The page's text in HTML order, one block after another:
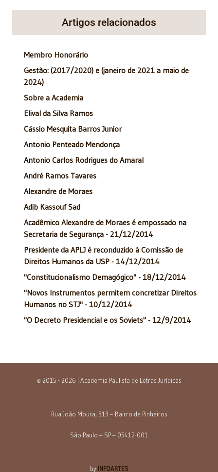
Artigos relacionados
Membro Honorário
Gestão: (2017/2020) e (janeiro de 2021 a maio de
2024)
Sobre a Academia
Elival da Silva Ramos
Cássio Mesquita Barros Junior
Antonio Penteado Mendonça
Antonio Carlos Rodrigues do Amaral
André Ramos Tavares
Alexandre de Moraes
Adib Kassouf Sad
Acadêmico Alexandre de Moraes é empossado na
Secretaria de Segurança - 21/12/2014
Presidente da APLJ é reconduzido à Comissão de
Direitos Humanos da USP - 14/12/2014
"Constitucionalismo Demagógico" - 18/12/2014
"Novos Instrumentos permitem concretizar Direitos
Humanos no STJ" - 10/12/2014
"O Decreto Presidencial e os Soviets" - 12/9/2014
© 2015 - 2026 | Academia Paulista de Letras Jurídicas
Rua João Moura, 313 – Bairro de Pinheiros
São Paulo – SP – 05412-001
by INFOARTES